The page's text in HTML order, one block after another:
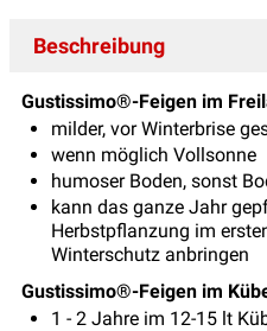
Beschreibung
Gustissimo®-Feigen im
milder, vor Winterbrise
wenn möglich Vollsonne
humoser Boden, sonst
kann das ganze Jahr
Herbstpflanzung im
Winterschutz anbringen
Gustissimo®-Feigen im
1 - 2 Jahre im 12-15 lt